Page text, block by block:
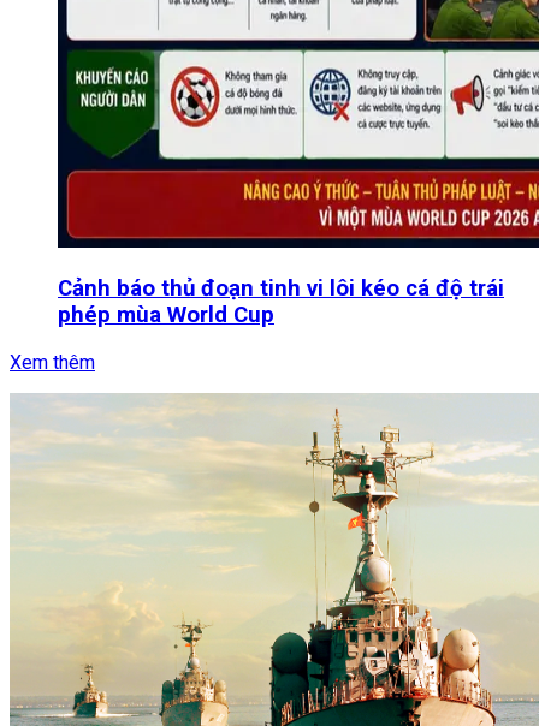
Cảnh báo thủ đoạn tinh vi lôi kéo cá độ trái
phép mùa World Cup
Xem thêm